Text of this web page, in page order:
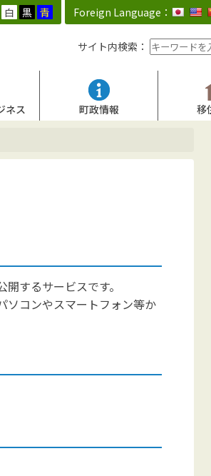
白 黒 青 Foreign Language：
サイト内検索：
ネス 町政情報 移
するサービスです。
ソコンやスマートフォン等か